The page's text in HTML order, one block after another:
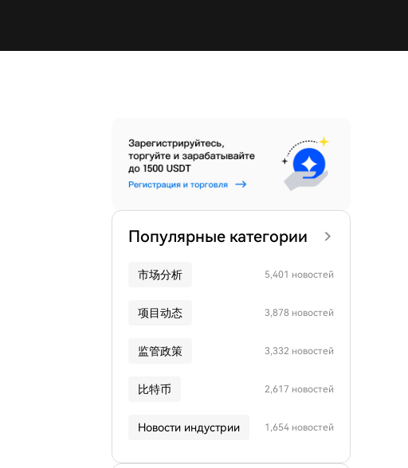
Популярные категории
市场分析 5,401 новостей
项目动态 3,878 новостей
监管政策 3,332 новостей
比特币 2,617 новостей
Новости индустрии 1,654 новостей